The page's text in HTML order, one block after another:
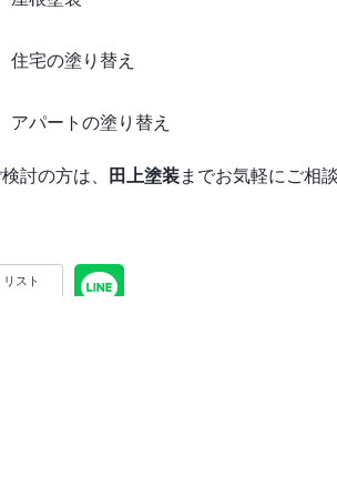
住宅の塗り替え
アパートの塗り替え
討の方は、 田上塗装までお気軽にご相
リスト